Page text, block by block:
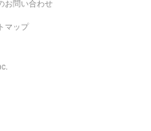
お問い合わせ
マップ